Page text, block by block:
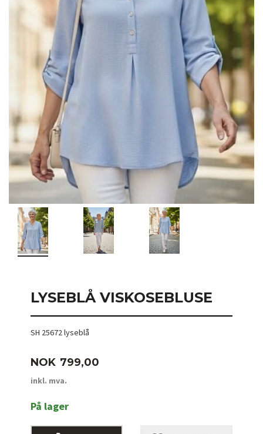
LYSEBLÅ VISKOSEBLUSE
SH 25672 lyseblå
Pris
NOK 799,00
inkl. mva.
På lager